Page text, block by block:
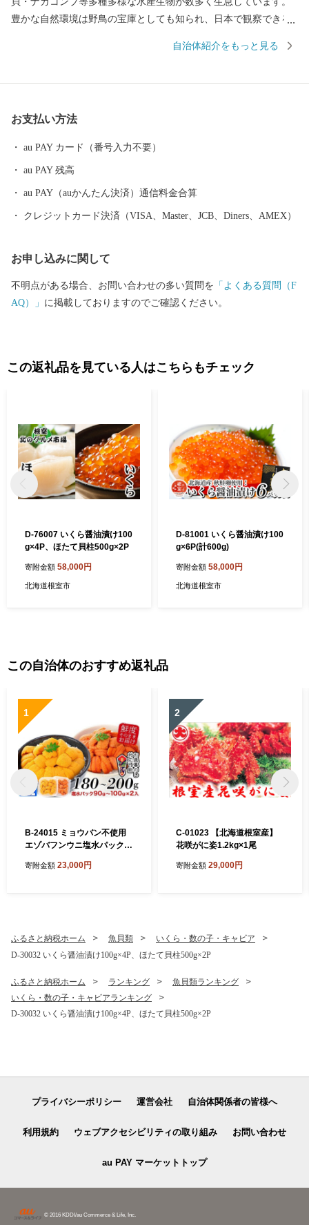
豊かな自然環境は野鳥の宝庫としても知られ、日本で観察できる
などには毎年全国各地から多くの方がバードウォッチングに訪れ
返還要求運動原点の地」として、これまで長きに渡り北方四島の
早期返還を願い、市民一丸となって世論の先頭に立ち、運動を展
ない課題が非常に山積しています。 すこしづつまちの活性化を目
指し歩みを進めてまいりますので、今後の根室市にご注目くださ
自治体紹介をもっと見る
お支払い方法
au PAY カード（番号入力不要）
au PAY 残高
au PAY（auかんたん決済）通信料金合算
クレジットカード決済（VISA、Master、JCB、Diners、AMEX）
お申し込みに関して
不明点がある場合、お問い合わせの多い質問を 「よくある質問（F
AQ）」 に掲載しておりますのでご確認ください。
この返礼品を見ている人はこちらもチェック
D-76007 いくら醤油漬け100
g×4P、ほたて貝柱500g×2P
寄附金額 58,000円
北海道根室市
D-81001 いくら醤油漬け100
g×6P(計600g)
寄附金額 58,000円
北海道根室市
この自治体のおすすめ返礼品
1
B-24015 ミョウバン不使用
エゾバフンウニ塩水パック9
発送]
寄附金額 23,000円
2
C-01023 【北海道根室産】
花咲がに姿1.2kg×1尾
寄附金額 29,000円
ふるさと納税ホーム 魚貝類
いくら・数の子・キャビア
D-30032 いくら醤油漬け100g×4P、ほたて貝柱500g×2P
ふるさと納税ホーム ランキング
魚貝類ランキング
いくら・数の子・キャビアランキング
D-30032 いくら醤油漬け100g×4P、ほたて貝柱500g×2P
プライバシーポリシー 運営会社 自治体関係者の皆様へ
利用規約 ウェブアクセシビリティの取り組み お問い合わせ
au PAY マーケットトップ
© 2016 KDDI/au Commerce & Life, Inc.